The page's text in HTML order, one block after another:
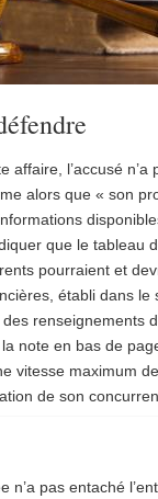
affaire, l’accusé
alors que « son
que le tableau
pourraient et
établi dans
renseignements
note en bas de
vitesse maximum
de son
n’a pas entaché